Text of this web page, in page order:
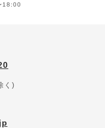
18:00
く)